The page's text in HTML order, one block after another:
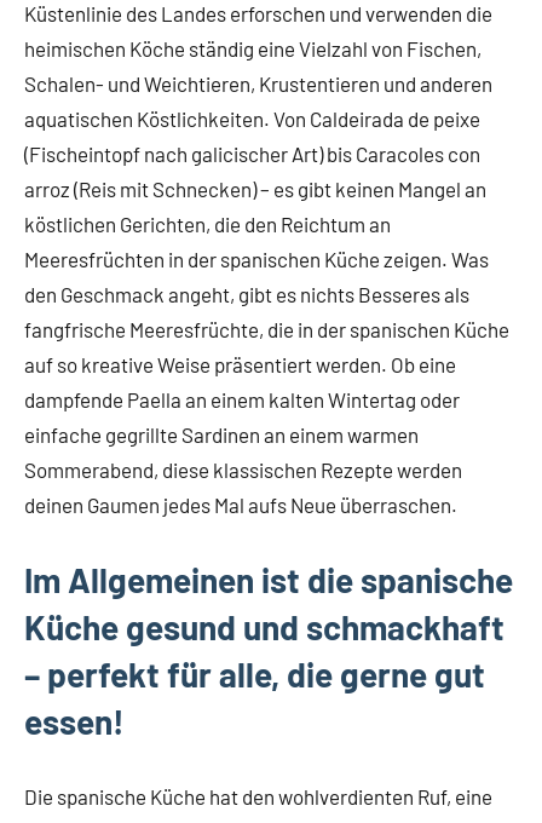
Küstenlinie des Landes erforschen und verwenden die
heimischen Köche ständig eine Vielzahl von Fischen,
Schalen- und Weichtieren, Krustentieren und anderen
aquatischen Köstlichkeiten. Von Caldeirada de peixe
(Fischeintopf nach galicischer Art) bis Caracoles con
arroz (Reis mit Schnecken) – es gibt keinen Mangel an
köstlichen Gerichten, die den Reichtum an
Meeresfrüchten in der spanischen Küche zeigen. Was
den Geschmack angeht, gibt es nichts Besseres als
fangfrische Meeresfrüchte, die in der spanischen Küche
auf so kreative Weise präsentiert werden. Ob eine
dampfende Paella an einem kalten Wintertag oder
einfache gegrillte Sardinen an einem warmen
Sommerabend, diese klassischen Rezepte werden
deinen Gaumen jedes Mal aufs Neue überraschen.
Im Allgemeinen ist die spanische
Küche gesund und schmackhaft
– perfekt für alle, die gerne gut
essen!
Die spanische Küche hat den wohlverdienten Ruf, eine